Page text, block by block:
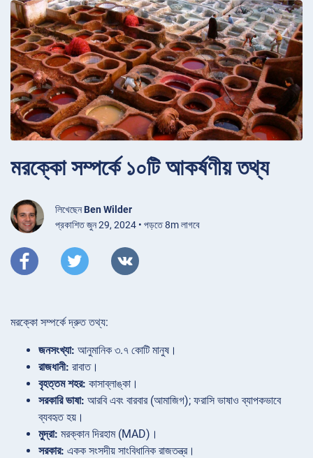
মরক্কো সম্পর্কে ১০টি আকর্ষণীয় তথ্য
লিখেছেনBen Wilder
প্রকাশিত জুন 29, 2024 • পড়তে 8m লাগবে
মরক্কো সম্পর্কে দ্রুত তথ্য:
জনসংখ্যা: আনুমানিক ৩.৭ কোটি মানুষ।
রাজধানী: রাবাত।
বৃহত্তম শহর: কাসাব্লাঙ্কা।
সরকারি ভাষা: আরবি এবং বারবার (আমাজিগ); ফরাসি ভাষাও ব্যাপকভাবে
ব্যবহৃত হয়।
মুদ্রা: মরক্কান দিরহাম (MAD)।
সরকার: একক সংসদীয় সাংবিধানিক রাজতন্ত্র।